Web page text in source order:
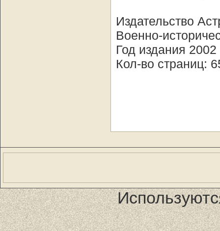
Издательство
Военно-
Год издания 2002
Кол-во страниц: